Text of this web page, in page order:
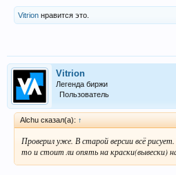
Vitrion нравится это.
Vitrion
Легенда биржи
Пользователь
Alchu сказал(а): ↑
Проверил уже. В старой версии всё
то и стоит ли опять на краски(вывески)